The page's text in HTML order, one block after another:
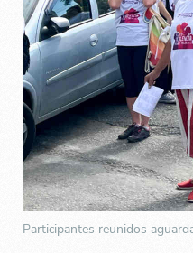
Participantes reunidos